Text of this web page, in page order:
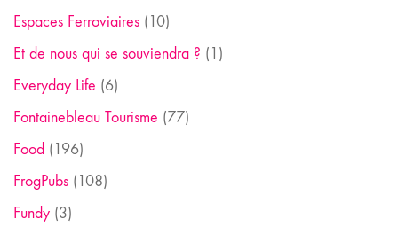
Espaces Ferroviaires (10)
Et de nous qui se souviendra ? (1)
Everyday Life (6)
Fontainebleau Tourisme (77)
Food (196)
FrogPubs (108)
Fundy (3)